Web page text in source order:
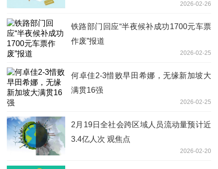
2026-02-26
铁路部门回应“半夜候补成功1700元车票
作废”报道
2026-02-25
何卓佳2-3惜败早田希娜，无缘新加坡大
满贯16强
2026-02-25
2月19日全社会跨区域人员流动量预计近
3.4亿人次 观焦点
2026-02-20